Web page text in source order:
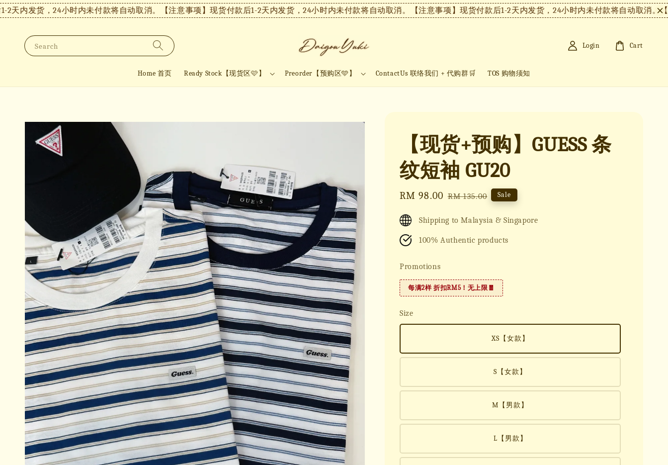
发货，24小时内未付款将自动取消。【注意事项】现货付款后1-2天内发货，24小时内未付款将自动取消。【注意事项】现货付款后1-2天内发货，24小时内未付款将自动取消。【注意
Search
Home 首页 Ready Stock【现货区🩷】 Preorder【预购区🩵】 ContactUs 联络我们 + 代购群🛒 TOS 购物须知
Login Cart
【现货+预购】GUESS 条
纹短袖 GU20
Sale
RM 98.00 Regular
RM 135.00 Sale
Shipping to Malaysia & Singapore
100% Authentic products
Promotions
每满2样 折扣RM5！无上限🧧
Size
XS【女款】
S【女款】
M【男款】
L【男款】